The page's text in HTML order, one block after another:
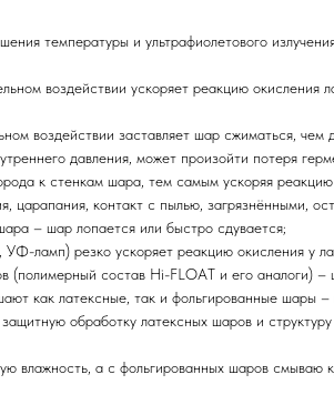
температуры и ультрафиолетового
воздействии ускоряет реакцию окисления
воздействии заставляет шар сжиматься,
давления, может произойти потеря
к стенкам шара, тем самым ускоряя реакцию
царапания, контакт с пылью, загрязнёнными,
– шар лопается или быстро сдувается;
УФ-ламп) резко ускоряет реакцию окисления у
(полимерный состав Hi-FLOAT и его аналоги)
как латексные, так и фольгированные шары
обработку латексных шаров и
влажность, а с фольгированных шаров смываю